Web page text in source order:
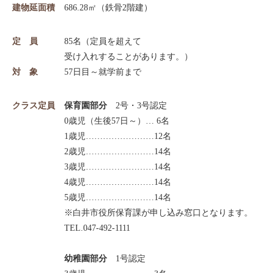
建物延面積
686.28㎡（鉄骨2階建）
定 員
85名（定員を超えて
受け入れすることがあります。）
対 象
57日目～就学前まで
クラス定員 保育園部分 2号・3号認定
0歳児（生後57日～）… 6名
1歳児……………………12名
2歳児……………………14名
3歳児……………………14名
4歳児……………………14名
5歳児……………………14名
※白井市役所保育課が申し込み窓口となります。
TEL.047-492-1111
幼稚園部分 1号認定